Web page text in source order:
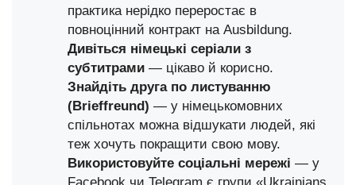
практика нерідко переростає в
повноцінний контракт на Ausbildung.
Дивіться німецькі серіали з
субтитрами — цікаво й корисно.
Знайдіть друга по листуванню
(Brieffreund) — у німецькомовних
спільнотах можна відшукати людей, які
теж хочуть покращити свою мову.
Використовуйте соціальні мережі — у
Facebook чи Telegram є групи «Ukrainians